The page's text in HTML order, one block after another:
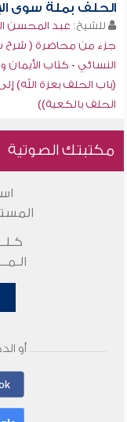
الحلف بملة سوى
للشيخ: عبد المحسن
جزء من محاضرة ( شرح
النسائي - كتاب الأيمان
(باب الحلف بعزة الله)
الحلف بالكعبة))
مكتبتك الصوتية
أو